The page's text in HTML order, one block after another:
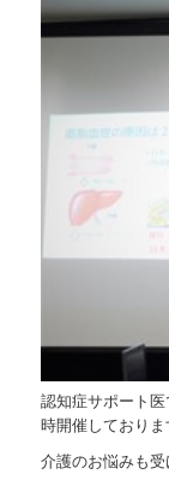
認知症サポート
時開催しておりま
介護のお悩みも受